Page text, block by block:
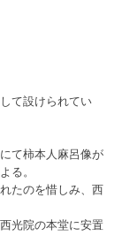
て設けられてい
て柿本人麻呂像が
る。
たのを惜しみ、西
光院の本堂に安置